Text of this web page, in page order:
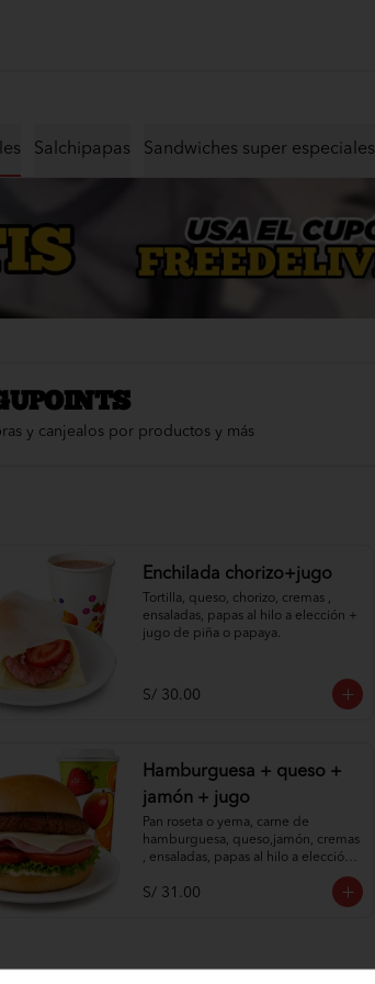
Salchipapas Sandwiches super especiales
y canjealos por productos y más
Enchilada chorizo+jugo
Tortilla, queso, chorizo, cremas ,
ensaladas, papas al hilo a elección +
jugo de piña o papaya.
S/ 30.00
Hamburguesa + queso +
jamón + jugo
Pan roseta o yema, carne de
hamburguesa, queso,jamón, cremas
, ensaladas, papas al hilo a elección
S/ 31.00